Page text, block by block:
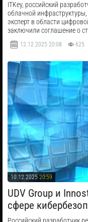
ITKey, российский
облачной
эксперт в области
заключили соглашение о
12.12.2025 20:08 625
10.12.2025 20:59
UDV Group и
сфере